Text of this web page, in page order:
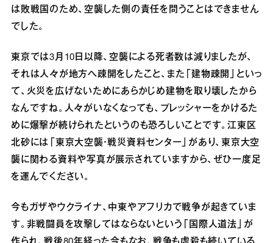
は敗戦国のため、空襲した側の責任を問うことはできません
でした。
東京では3月10日以降、空襲による死者数は減りましたが、
それは人々が地方へ疎開をしたこと、また「建物疎開」といっ
て、火災を広げないためにあらかじめ建物を取り壊したから
なんですね。人々がいなくなっても、プレッシャーをかけるた
めに爆撃が続けられたというのも恐ろしいことです。江東区
北砂には「東京大空襲・戦災資料センター」があり、東京大空
襲に関わる資料や写真が展示されていますから、ぜひ一度足
を運んでください。
今もガザやウクライナ、中東やアフリカで戦争が起きていま
す。非戦闘員を攻撃してはならないという「国際人道法」が